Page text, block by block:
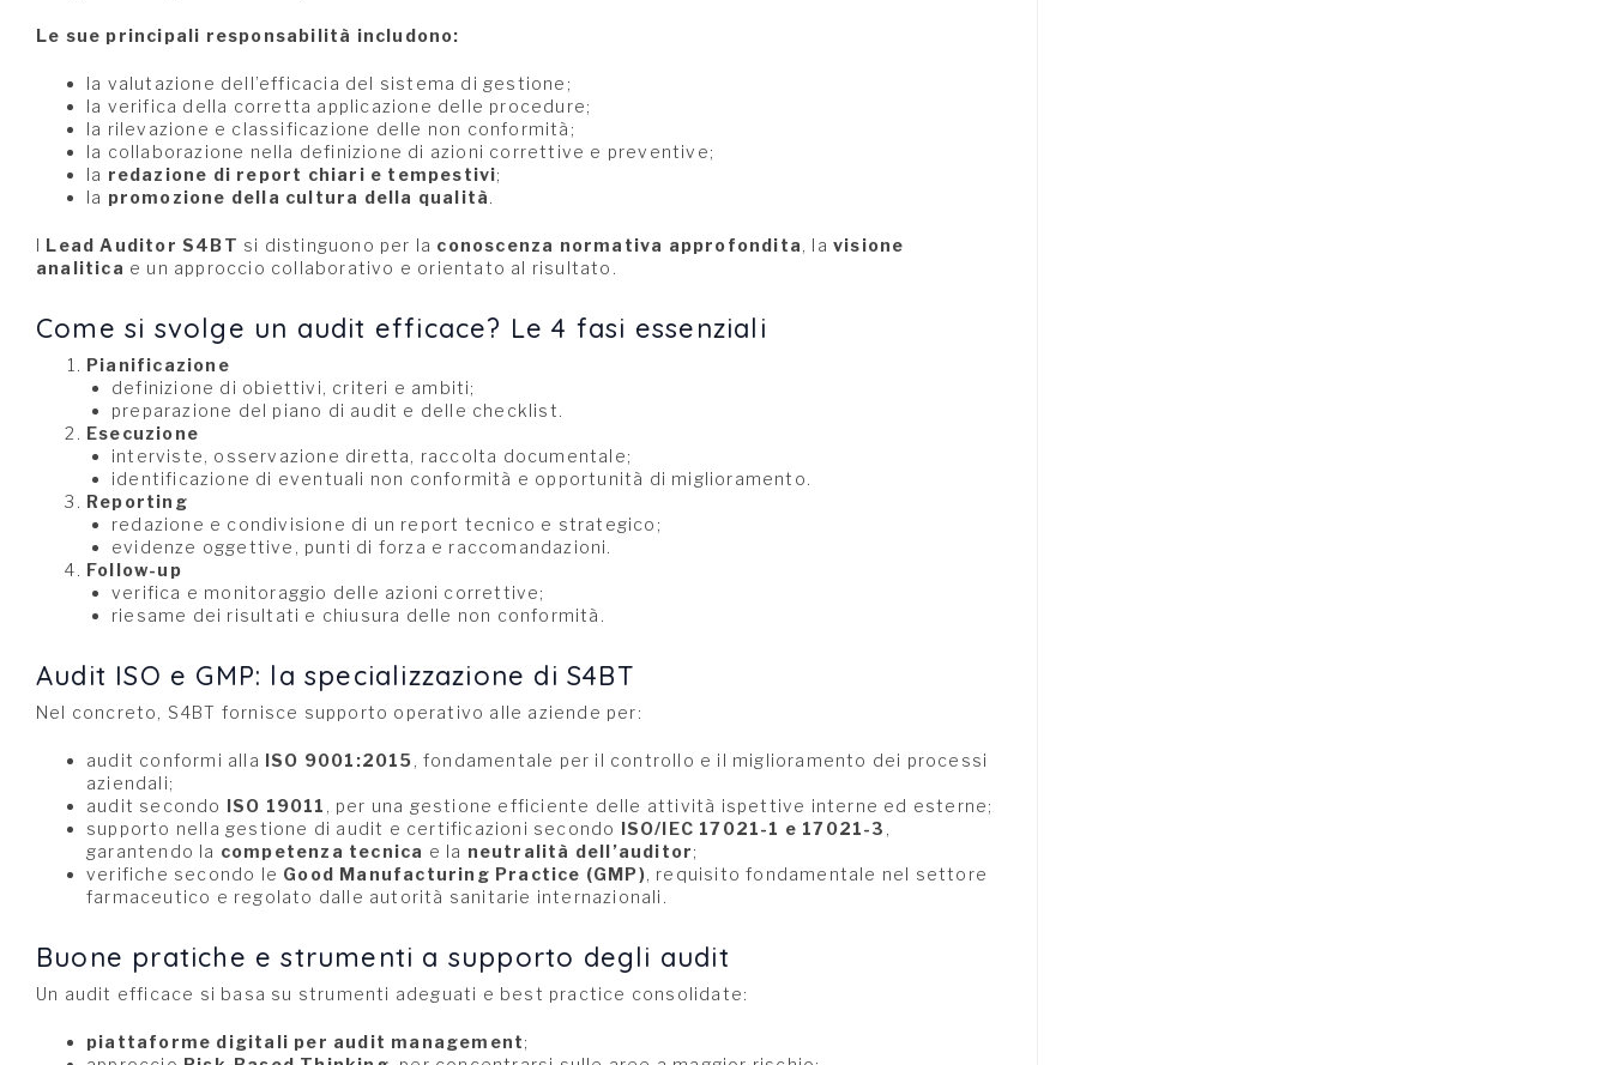
Le sue principali responsabilità includono:
la valutazione dell’efficacia del sistema di gestione;
la verifica della corretta applicazione delle procedure;
la rilevazione e classificazione delle non conformità;
la collaborazione nella definizione di azioni correttive e preventive;
la redazione di report chiari e tempestivi;
la promozione della cultura della qualità.
I Lead Auditor S4BT si distinguono per la conoscenza normativa approfondita, lavisione
analitica e un approccio collaborativo e orientato al risultato.
Come si svolge un audit efficace? Le 4 fasi essenziali
Pianificazione
definizione di obiettivi, criteri e ambiti;
preparazione del piano di audit e delle checklist.
Esecuzione
interviste, osservazione diretta, raccolta documentale;
identificazione di eventuali non conformità e opportunità di miglioramento.
Reporting
redazione e condivisione di un report tecnico e strategico;
evidenze oggettive, punti di forza e raccomandazioni.
Follow-up
verifica e monitoraggio delle azioni correttive;
riesame dei risultati e chiusura delle non conformità.
Audit ISO e GMP: la specializzazione di S4BT
Nel concreto, S4BT fornisce supporto operativo alle aziende per:
audit conformi alla ISO 9001:2015, fondamentale per il controllo e il miglioramento dei processi
aziendali;
audit secondo ISO 19011 , per una gestione efficiente delle attività ispettive interne ed esterne;
supporto nella gestione di audit e certificazioni secondo ISO/IEC 17021-1 e 17021-3 ,
garantendo la competenza tecnica e la neutralità dell’auditor;
verifiche secondo le Good Manufacturing Practice (GMP), requisito fondamentale nel settore
farmaceutico e regolato dalle autorità sanitarie internazionali.
Buone pratiche e strumenti a supporto degli audit
Un audit efficace si basa su strumenti adeguati e best practice consolidate:
piattaforme digitali per audit management;